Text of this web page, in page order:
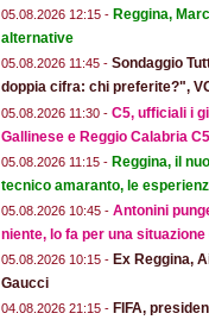
05.08.2026 12:15 - Reggina,
alternative
05.08.2026 11:45 - Sondaggio
doppia cifra: chi preferite?",
05.08.2026 11:30 - C5, ufficiali i
Gallinese e Reggio Calabria
05.08.2026 11:15 - Reggina, il
tecnico amaranto, le
05.08.2026 10:45 - Antonini
niente, lo fa per una
05.08.2026 10:15 - Ex Reggina,
Gaucci
04.08.2026 21:15 - FIFA,